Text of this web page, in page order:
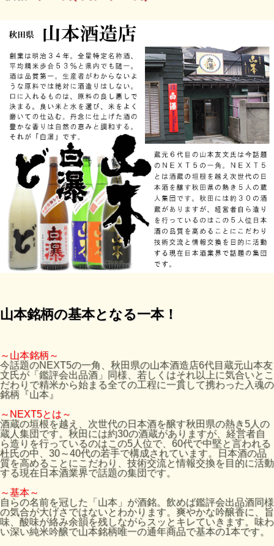
山本銘柄の基本となる一本！
～山本銘柄～
今話題のNEXT5の一角、秋田県の山本酒造店6代目蔵元山本友
文氏が「鑑評会出品酒」同様、若しくはそれ以上に気合いとこ
だわりで精米から始まる全ての工程に一貫して携わった入魂の
銘柄『山本』
～NEXT5とは～
酒蔵の垣根を越え、次世代の日本酒を醸す秋田県の熱き5人の
蔵人集団です。秋田には約30の酒蔵がありますが、経営者自
ら造りを行っているのはこの5人位で、60代で中堅と言われる
杜氏の中、30～40代の若手で構成されています。日本酒の品
質を高めることにこだわり、技術交流と情報交換を目的に活動
する現在日本酒業界で話題の集団です。
～基本～
自らの名前を冠した「山本」が酒銘。飲めば鑑評会出品酒同様
の気合が大げさではないとわかります。爽やかな吟醸香に、旨
味、酸味が絡み余韻を残しながらスッとキレていきます。味わ
い深い純米吟醸で山本銘柄唯一の通年商品で基本の1本です。